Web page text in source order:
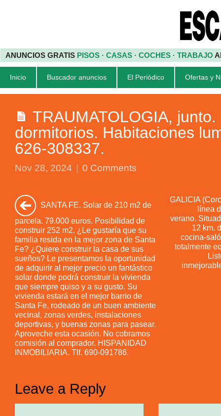
ANUNCIOS GRATIS PISOS · CASAS · COCHES · TRABAJO
Inicio Buscador anuncios El Periódico Ofertas y
TRAUMATOLOGIA, junto.
dormitorios. Habitaciones
626-308337.
Nov 28, 2024 0 Comments
SANTA FE. Solar de 210 m2 de
parcela. 79.000 euros. Posibilidad de
construir 252 m2. ¿Le gustaría que su
familia resida en la mejor zona de Santa
Fe? ¿Quiere construir la casa de sus
sueños? Le presentamos la oportunidad
de adquirir al mejor precio un fantástico
solar donde podrá construir la vivienda
que siempre quiso y a su gusto. Su
vivienda estará en el mejor barrio de
Santa Fe, rodeado de un buen ambiente
vecinal, zonas verdes, instalaciones
deportivas, y buenas zonas para pasear.
Aproveche esta ocasión. No cobramos
comisión al comprador. HISPANIDAD
INMOBILIARIA. Tlf. 690-091786.
GALICIA
línea
verano.
12 km.
cocina-
totalmente
Leave a Reply